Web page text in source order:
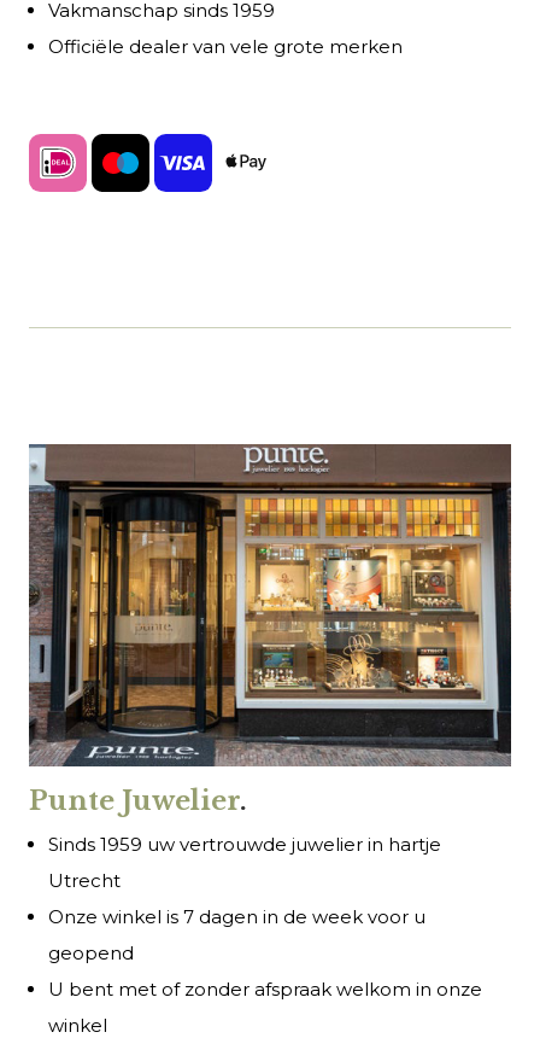
Vakmanschap sinds 1959
Officiële dealer van vele grote merken
Punte Juwelier.
Sinds 1959 uw vertrouwde juwelier in hartje
Utrecht
Onze winkel is 7 dagen in de week voor u
geopend
U bent met of zonder afspraak welkom in onze
winkel